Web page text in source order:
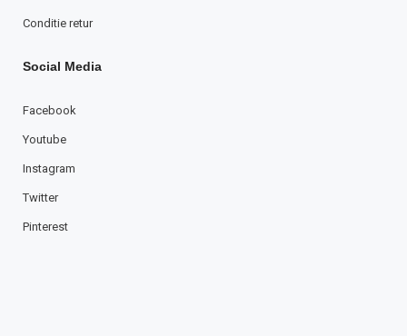
Conditie retur
Social Media
Facebook
Youtube
Instagram
Twitter
Pinterest